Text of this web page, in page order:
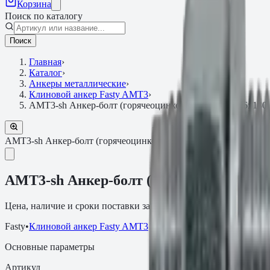
Корзина
Поиск по каталогу
Поиск
Главная›
Каталог›
Анкеры металлические›
Клиновой анкер Fasty AMT3›
АМТ3-sh Анкер-болт (горячеоцинкованная сталь) 16х130
АМТ3-sh Анкер-болт (горячеоцинкованная сталь)
АМТ3-sh Анкер-болт
Цена, наличие и сроки поставки зависят от артикула, объёма
Fasty•Клиновой анкер Fasty AMT3
Основные параметры
Артикул